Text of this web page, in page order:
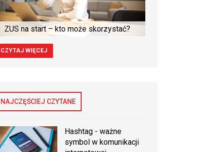
ZUS na start – kto może skorzystać?
CZYTAJ WIĘCEJ
NAJCZĘŚCIEJ CZYTANE
Hashtag - ważne
symbol w komunikacji